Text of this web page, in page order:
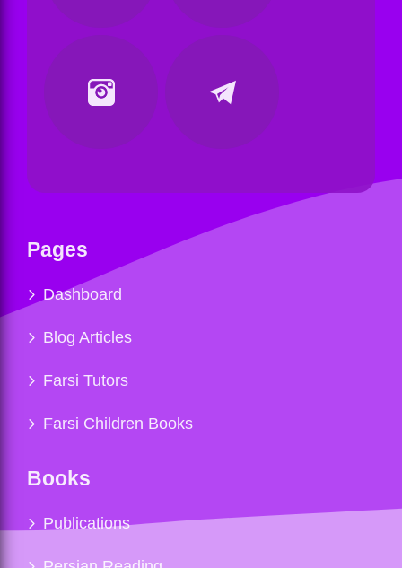
Pages
Dashboard
Blog Articles
Farsi Tutors
Farsi Children Books
Books
Publications